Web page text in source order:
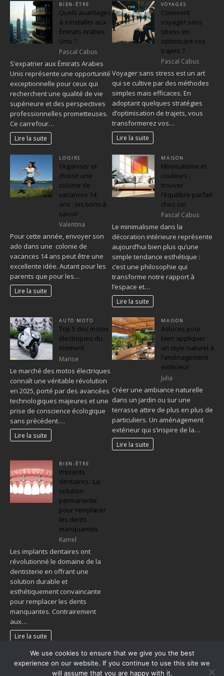
BIEN-ÊTRE
Quels avantages
à s’installer aux
Émirats Arabes
Unis ?
Pascal Cabus
S’expatrier aux Émirats Arabes
Unis représente une opportunité
exceptionnelle pour ceux qui
recherchent une qualité de vie
supérieure et des perspectives
professionnelles prometteuses.
Ce carrefour…
Lire la suite
VOYAGES
Comment
voyager sans
stress en
optimisant vos
trajets ?
Pascal Cabus
Voyager sans stress est un art
qui se cultive par des méthodes
simples mais efficaces. En
adoptant quelques stratégies
d’optimisation de trajets, vous
transformerez vos…
Lire la suite
LOISIRS
Organiser et
choisir une
colonie de
vacances 14
ans : les bons à
savoir
Valentina
Pour cette année, envoyer son
ado dans une colonie de
vacances 14 ans peut être une
excellente idée. Autant pour les
parents que pour les…
Lire la suite
MAISON
Minimalisme et
couleurs :
trouver
l’équilibre parfait
chez soi
Pascal Cabus
Le minimalisme dans la
décoration intérieure représente
aujourd’hui bien plus qu’une
simple tendance esthétique :
c’est une philosophie qui
transforme notre rapport à
l’espace et…
Lire la suite
AUTO MOTO
Top 5 des motos
électriques du
moment
Marise
Le marché des motos électriques
connaît une véritable révolution
en 2025, porté par des avancées
technologiques majeures et une
prise de conscience écologique
sans précédent.…
Lire la suite
MAISON
Astuces pour
bien appliquer
un style naturel à
l’aménagement
extérieur
Julia
Créer une ambiance naturelle
dans un jardin ou sur une
terrasse attire de plus en plus de
particuliers. Un aménagement
extérieur qui s’inspire de la…
Lire la suite
BIEN-ÊTRE
Implants
dentaires : La
solution
permanente
pour remplacer
les dents
manquantes
Kamel
Les implants dentaires ont
révolutionné le domaine de la
dentisterie en offrant une
solution durable et
esthétiquement convaincante
pour remplacer les dents
manquantes. Contrairement
aux…
Lire la suite
1 2 … 109 »
We use cookies to ensure that we give you the best
experience on our website. If you continue to use this site we
will assume that you are happy with it.